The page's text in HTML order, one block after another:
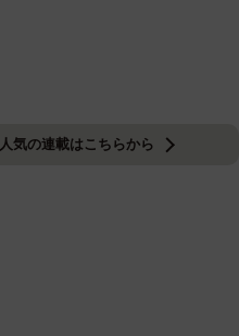
人気の連載はこちらから